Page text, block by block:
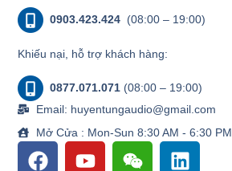
0903.423.424 (08:00 – 19:00)
Khiếu nại, hỗ trợ khách hàng:
0877.071.071 (08:00 – 19:00)
Email: huyentungaudio@gmail.com
Mở Cửa : Mon-Sun 8:30 AM - 6:30 PM